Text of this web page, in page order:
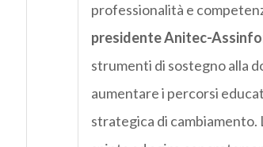
professionalità e
presidente Anitec-
strumenti di sostegno alla
aumentare i percorsi
strategica di cambiamento.